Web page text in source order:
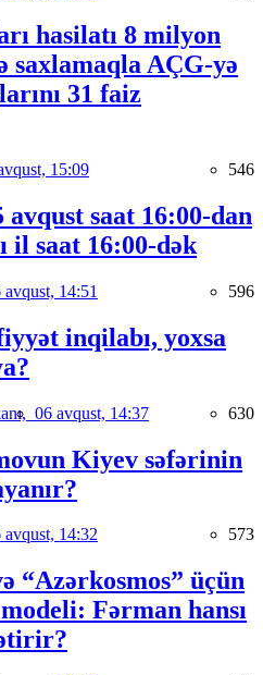
hasilatı 8 milyon
saxlamaqla AÇG-yə
31 faiz
15:09 546
saat 16:00-dan
il saat 16:00-dək
avqust, 14:51 596
inqilabı, yoxsa
06 avqust, 14:37 630
Kiyev səfərinin
avqust, 14:32 573
“Azərkosmos” üçün
Fərman hansı